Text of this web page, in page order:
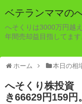
ベテランママの
へそくりは3000万円越
年間売却益目指してます
ホーム 本日の相
へそくり株投資
き66629円159円